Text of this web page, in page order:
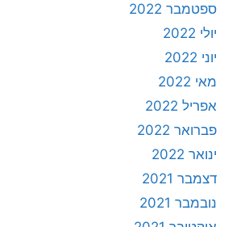
ספטמבר 2022
יולי 2022
יוני 2022
מאי 2022
אפריל 2022
פברואר 2022
ינואר 2022
דצמבר 2021
נובמבר 2021